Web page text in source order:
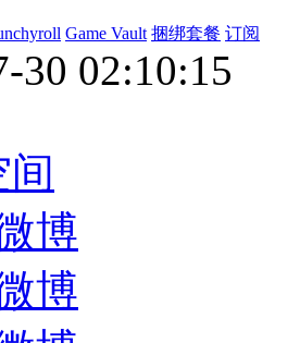
Game Vault 捆绑套餐 订阅
30 02:10:15
间
博
博